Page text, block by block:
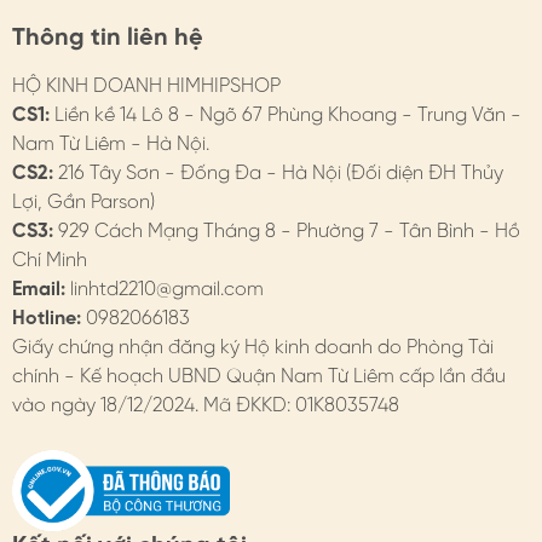
ứng, nhiễm trùng
* Không nên đeo 24/7, nên tháo trước khi tiếp xúc với
nước
* Hạn chế tiếp xúc với nước, chất tẩy rửa. Tránh xịt nước
hoa trực tiếp
- Bảo quản:
* Khi không sử dụng, nên tháo và bảo quản riêng trong
hộp. HimHip có hộp bảo quản dành cho khuyên tai.
4. HIMHIP BẢO HÀNH
Chi tiết trên website
- Đổi hàng: https://himhipshop.vn/chinh-sach-doi-
hang
Thông tin liên hệ
HỘ KINH DOANH HIMHIPSHOP
CS1: Liền kề 14 Lô 8 - Ngõ 67 Phùng Khoang - Trung Văn -
Nam Từ Liêm - Hà Nội.
CS2: 216 Tây Sơn - Đống Đa - Hà Nội (Đối diện ĐH Thủy
Lợi, Gần Parson)
CS3: 929 Cách Mạng Tháng 8 - Phường 7 - Tân Bình - Hồ
Chí Minh
Email: linhtd2210@gmail.com
Hotline: 0982066183
Giấy chứng nhận đăng ký Hộ kinh doanh do Phòng Tài
chính - Kế hoạch UBND Quận Nam Từ Liêm cấp lần đầu
vào ngày 18/12/2024. Mã ĐKKD: 01K8035748